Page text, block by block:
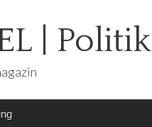
| Politik